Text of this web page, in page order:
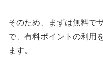
そのため、まずは無料で
で、有料ポイントの利用
ます。